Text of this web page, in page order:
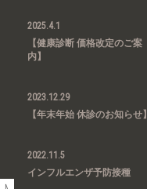
2025.4.1
【健康診断 価格改定のご案
内】
2023.12.29
【年末年始 休診のお知らせ】
2022.11.5
インフルエンザ予防接種